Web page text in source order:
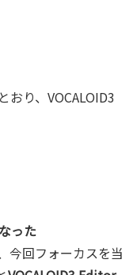
おり、VOCALOID3
った
今回フォーカスを当